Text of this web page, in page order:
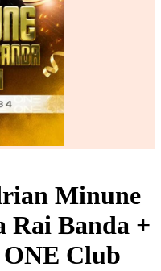
Minune
Rai Banda +
Club